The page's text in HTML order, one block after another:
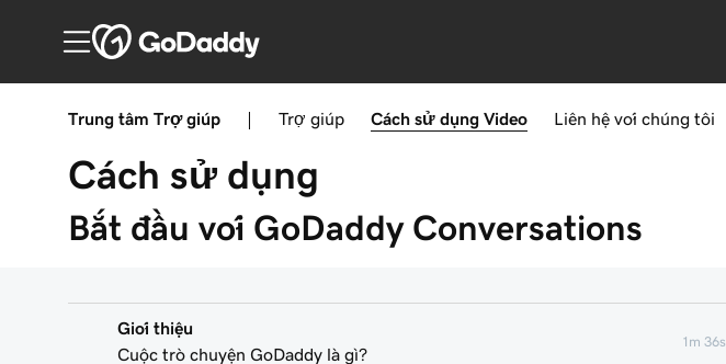
Trung tâm Trợ giúp Trợ giúp Cách sử dụng Video Liên hệ với chúng tôi
Cách sử dụng
Bắt đầu với GoDaddy Conversations
Giới thiệu
Cuộc trò chuyện GoDaddy là gì?
1m 36s